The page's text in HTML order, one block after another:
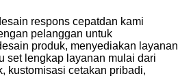
respons cepatdan kami
pelanggan untuk
produk, menyediakan layanan
set lengkap layanan mulai dari
kustomisasi cetakan pribadi,